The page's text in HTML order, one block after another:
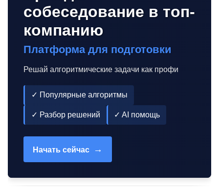
собеседование в топ-
компанию
Платформа для подготовки
Решай алгоритмические задачи как профи
✓ Популярные алгоритмы
✓ Разбор решений ✓ AI помощь
Начать сейчас →